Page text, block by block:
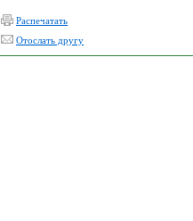
Распечатать
Отослать другу